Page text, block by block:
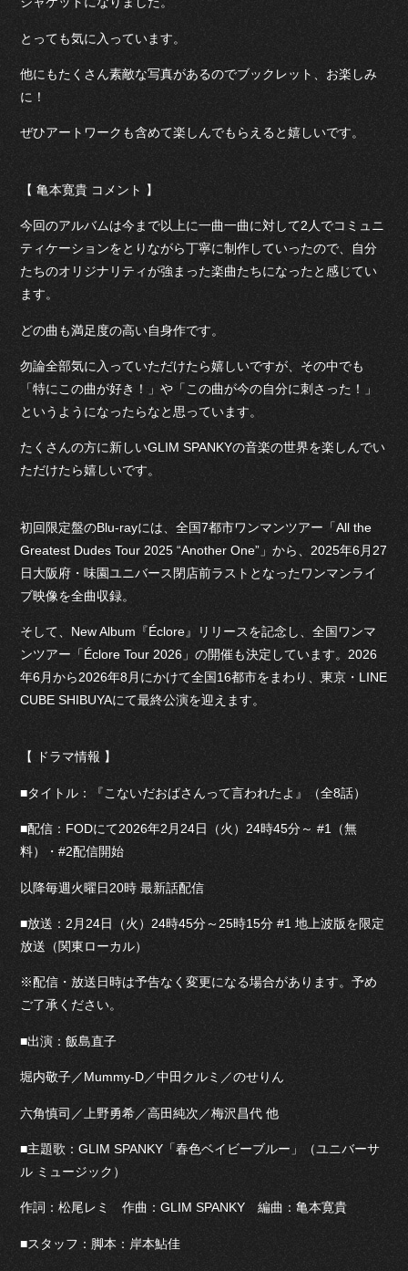
とっても気に入っています。
他にもたくさん素敵な写真があるのでブックレット、お楽しみ
に！
ぜひアートワークも含めて楽しんでもらえると嬉しいです。
【 亀本寛貴 コメント 】
今回のアルバムは今まで以上に一曲一曲に対して2人でコミュニ
ティケーションをとりながら丁寧に制作していったので、自分
たちのオリジナリティが強まった楽曲たちになったと感じてい
ます。
どの曲も満足度の高い自身作です。
勿論全部気に入っていただけたら嬉しいですが、その中でも
「特にこの曲が好き！」や「この曲が今の自分に刺さった！」
というようになったらなと思っています。
たくさんの方に新しいGLIM SPANKYの音楽の世界を楽しんでい
ただけたら嬉しいです。
初回限定盤のBlu-rayには、全国7都市ワンマンツアー「All the
Greatest Dudes Tour 2025 “Another One”」から、2025年6月27
日大阪府・味園ユニバース閉店前ラストとなったワンマンライ
ブ映像を全曲収録。
そして、New Album『Éclore』リリースを記念し、全国ワンマ
ンツアー「Éclore Tour 2026」の開催も決定しています。2026
年6月から2026年8月にかけて全国16都市をまわり、東京・LINE
CUBE SHIBUYAにて最終公演を迎えます。
【 ドラマ情報 】
■タイトル：『こないだおばさんって言われたよ』（全8話）
■配信：FODにて2026年2月24日（火）24時45分～ #1（無
料）・#2配信開始
以降毎週火曜日20時 最新話配信
■放送：2月24日（火）24時45分～25時15分 #1 地上波版を限定
放送（関東ローカル）
※配信・放送日時は予告なく変更になる場合があります。予め
ご了承ください。
■出演：飯島直子
堀内敬子／Mummy-D／中田クルミ／のせりん
六角慎司／上野勇希／高田純次／梅沢昌代 他
■主題歌：GLIM SPANKY「春色ベイビーブルー」（ユニバーサ
ル ミュージック）
作詞：松尾レミ 作曲：GLIM SPANKY 編曲：亀本寛貴
■スタッフ：脚本：岸本鮎佳